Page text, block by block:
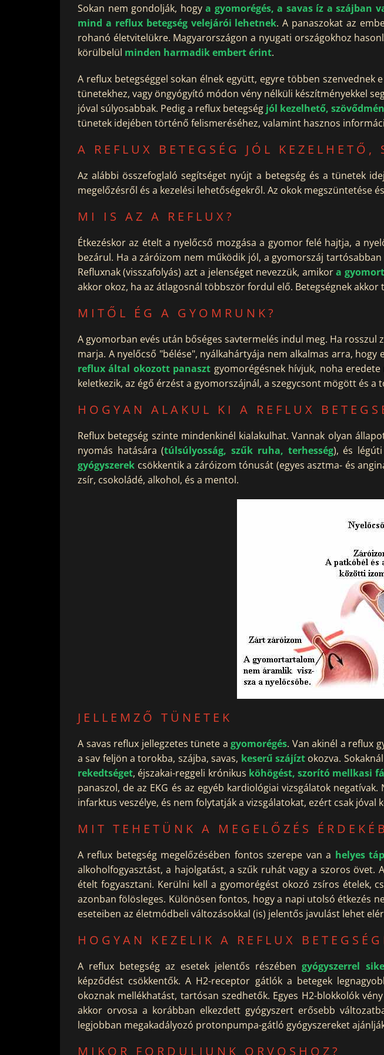
Sokan nem gondolják, hogya gyomorégés, a savas íz a szájban
mind a reflux betegség velejárói lehetnek. A panaszokat az
rohanó életvitelükre. Magyarországon a nyugati országokhoz
körülbelül minden harmadik embert érint.
A reflux betegséggel sokan élnek együtt, egyre többen
tünetekhez, vagy öngyógyító módon vény nélküli készítményekkel
jóval súlyosabbak. Pedig a reflux betegség jól kezelhető,
tünetek idejében történő felismeréséhez, valamint hasznos
A REFLUX BETEGSÉG JÓL
Az alábbi összefoglaló segítséget nyújt a betegség és a tünetek
megelőzésről és a kezelési lehetőségekről. Az okok megszüntetése
MI IS AZ A REFLUX?
Étkezéskor az ételt a nyelőcső mozgása a gyomor felé hajtja, a
bezárul. Ha a záróizom nem működik jól, a gyomorszáj
Refluxnak (visszafolyás) azt a jelenséget nevezzük, amikora
akkor okoz, ha az átlagosnál többször fordul elő. Betegségnek
MITŐL ÉG A GYOMRUNK?
A gyomorban evés után bőséges savtermelés indul meg. Ha
marja. A nyelőcső "bélése", nyálkahártyája nem alkalmas arra,
reflux által okozott panaszt gyomorégésnek hívjuk, noha
keletkezik, az égő érzést a gyomorszájnál, a szegycsont mögött és a
HOGYAN ALAKUL KI A REFLUX
Reflux betegség szinte mindenkinél kialakulhat. Vannak olyan
nyomás hatására (túlsúlyosság, szűk ruha, terhesség), és
gyógyszerek csökkentik a záróizom tónusát (egyes asztma- és
zsír, csokoládé, alkohol, és a mentol.
JELLEMZŐ TÜNETEK
A savas reflux jellegzetes tünete a gyomorégés. Van akinél a reflux
a sav feljön a torokba, szájba, savas, keserű szájíztokozva.
rekedtséget, éjszakai-reggeli krónikus köhögést, szorító mellkasi
panaszol, de az EKG és az egyéb kardiológiai vizsgálatok
infarktus veszélye, és nem folytatják a vizsgálatokat, ezért csak
MIT TEHETÜNK A MEGELŐZÉS
A reflux betegség megelőzésében fontos szerepe van a helyes
alkoholfogyasztást, a hajolgatást, a szűk ruhát vagy a szoros
ételt fogyasztani. Kerülni kell a gyomorégést okozó zsíros ételek,
azonban fölösleges. Különösen fontos, hogy a napi utolsó étkezés
eseteiben az életmódbeli változásokkal (is) jelentős javulást lehet
HOGYAN KEZELIK A REFLUX
A reflux betegség az esetek jelentős részébengyógyszerrel
képződést csökkentők. A H2-receptor gátlók a betegek
okoznak mellékhatást, tartósan szedhetők. Egyes H2-blokkolók
akkor orvosa a korábban elkezdett gyógyszert erősebb
legjobban megakadályozó protonpumpa-gátló gyógyszereket
MIKOR FORDULJUNK ORVOSHOZ?